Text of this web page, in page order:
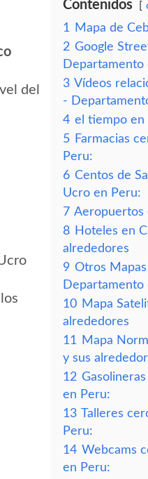
del
Contenidos
1
Mapa de
2 Google
Departamento
3 Vídeos
-
4 el tiempo en
5 Farmacias
Peru:
6 Centos de
Ucro en Peru:
7 Aeropuertos
8 Hoteles en
alrededores
9 Otros
Departamento
10 Mapa
alrededores
11
Mapa
y sus
12
en Peru:
13 Talleres
Peru:
14 Webcams
en Peru: